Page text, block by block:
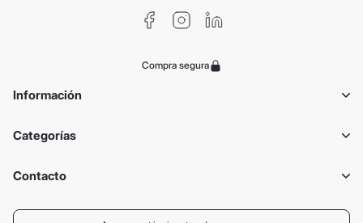
Compra segura
Información
Categorías
Contacto